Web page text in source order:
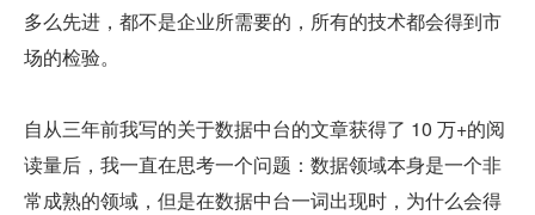
多么先进，都不是企业所需要的，所有的技术都会得到市
场的检验。
自从三年前我写的关于数据中台的文章获得了 10 万+的阅
读量后，我一直在思考一个问题：数据领域本身是一个非
常成熟的领域，但是在数据中台一词出现时，为什么会得